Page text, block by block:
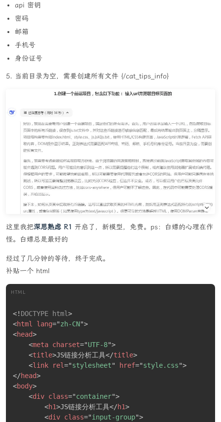
api 密钥
密码
邮箱
手机号
身份证号
5. 当前目录为空，需要创建所有文件 {/cat_tips_info}
这里我把深思熟虑 R1 开启了，新模型，免费。ps：白嫖的心理在作
怪。白嫖总是最好的
经过了几分钟的等待，终于完成。
补贴一个 html
<! DOCTYPE html>
<html lang="zh-CN">
<head>
<meta charset="UTF-8">
<title>JS链接分析工具</title>
<link rel="stylesheet" href="style.css">
</head>
<body>
<div class="container">
<h1>JS链接分析工具</h1>
<div class="input-group">
HTML